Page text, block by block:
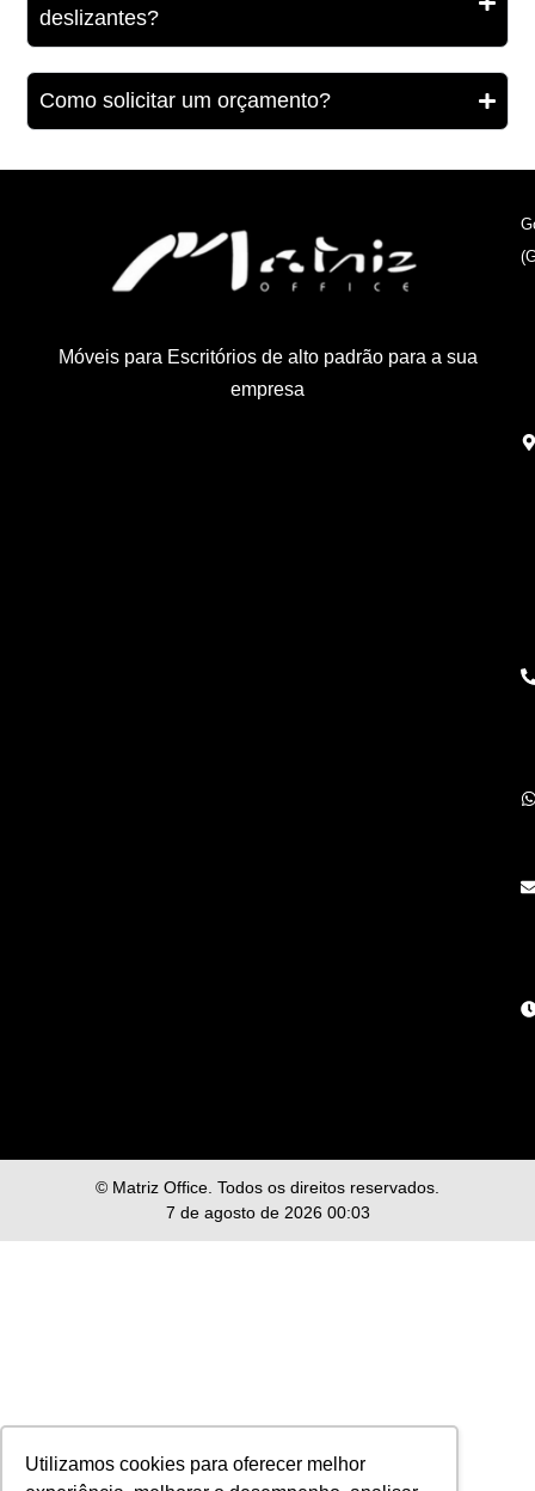
Utilizamos cookies para oferecer melhor
deslizantes?
Como solicitar um orçamento?
Móveis para Escritórios de alto padrão para a sua
empresa
© Matriz Office. Todos os direitos reservados.
7 de agosto de 2026 00:03